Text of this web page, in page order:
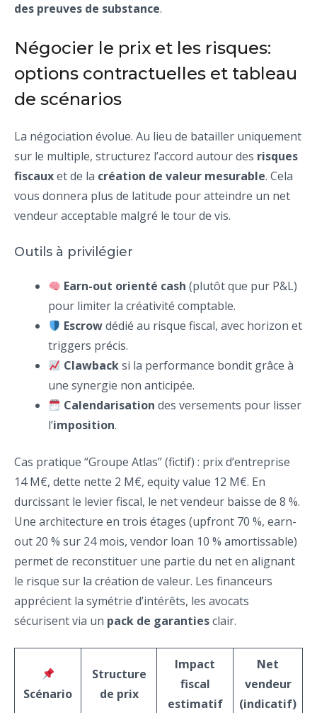
des preuves de substance.
Négocier le prix et les risques:
options contractuelles et tableau
de scénarios
La négociation évolue. Au lieu de batailler uniquement
sur le multiple, structurez l’accord autour des risques
fiscauxet de la création de valeur mesurable. Cela
vous donnera plus de latitude pour atteindre un net
vendeur acceptable malgré le tour de vis.
Outils à privilégier
Earn-out orienté cash (plutôt que pur P&L)
pour limiter la créativité comptable.
Escrowdédié au risque fiscal, avec horizon et
triggers précis.
Clawbacksi la performance bondit grâce à
une synergie non anticipée.
Calendarisation des versements pour lisser
l’imposition.
Cas pratique “Groupe Atlas” (fictif) : prix d’entreprise
14 M€, dette nette 2 M€, equity value 12 M€. En
durcissant le levier fiscal, le net vendeur baisse de 8 %.
Une architecture en trois étages (upfront 70 %, earn-
out 20 % sur 24 mois, vendor loan 10 % amortissable)
permet de reconstituer une partie du net en alignant
le risque sur la création de valeur. Les financeurs
apprécient la symétrie d’intérêts, les avocats
sécurisent via un pack de garantiesclair.
Scénario
Structure
de prix
Impact
fiscal
estimatif
Net
vendeur
(indicatif)